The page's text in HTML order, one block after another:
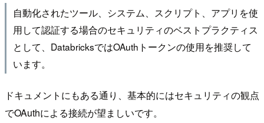
自動化されたツール、システム、スクリプト、アプリを使
用して認証する場合のセキュリティのベストプラクティス
として、DatabricksではOAuthトークンの使用を推奨して
います。
ドキュメントにもある通り、基本的にはセキュリティの観点
でOAuthによる接続が望ましいです。